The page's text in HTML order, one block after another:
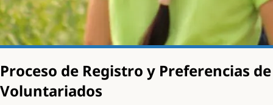
Proceso de Registro y Preferencias de
Voluntariados